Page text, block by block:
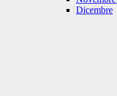
Dicembre